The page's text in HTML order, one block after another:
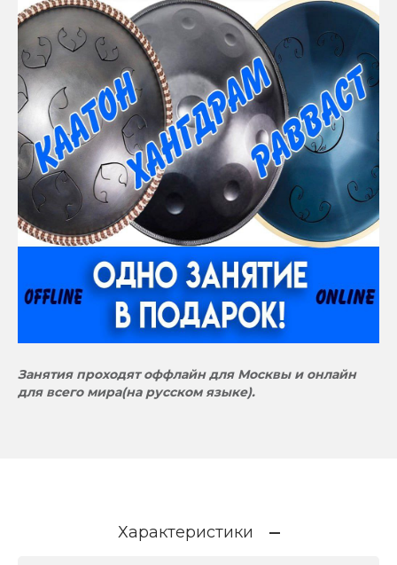
Занятия проходят оффлайн для Москвы и онлайн
для всего мира(на русском языке).
Характеристики